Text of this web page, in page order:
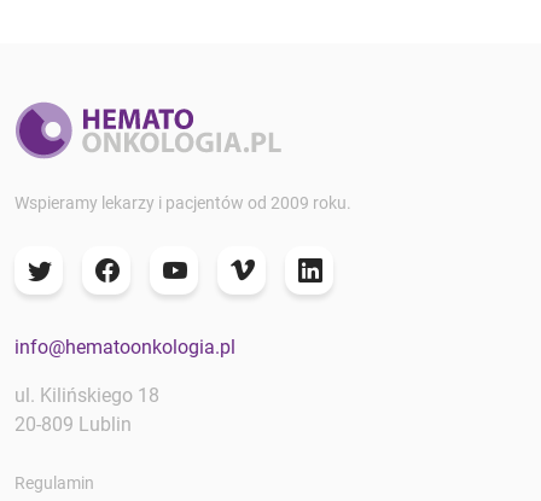
Wspieramy lekarzy i pacjentów od 2009 roku.
info@hematoonkologia.pl
ul. Kilińskiego 18
20-809 Lublin
Regulamin